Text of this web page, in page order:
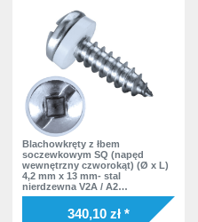
Blachowkręty z łbem
soczewkowym SQ (napęd
wewnętrzny czworokąt) (Ø x L)
4,2 mm x 13 mm- stal
nierdzewna V2A / A2
soczewkowy nacięcie
Podkładka polyamid
340,10 zł *